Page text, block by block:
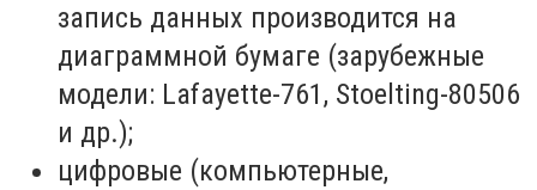
запись данных производится на
диаграммной бумаге (зарубежные
модели: Lafayette-761, Stoelting-80506
и др.);
цифровые (компьютерные,